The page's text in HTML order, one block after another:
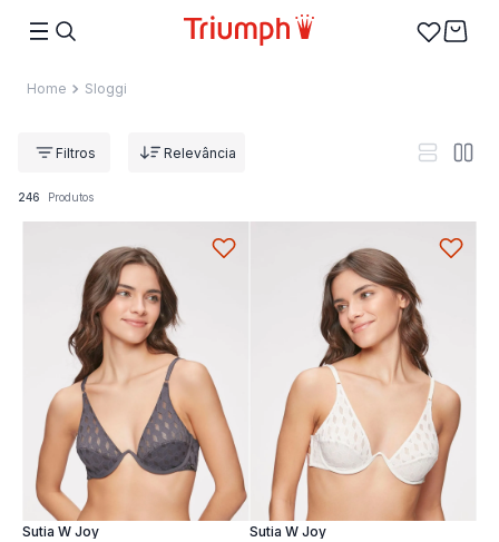
Sloggi
Relevância
246 Produtos
Sutia W Joy Sutia W Joy